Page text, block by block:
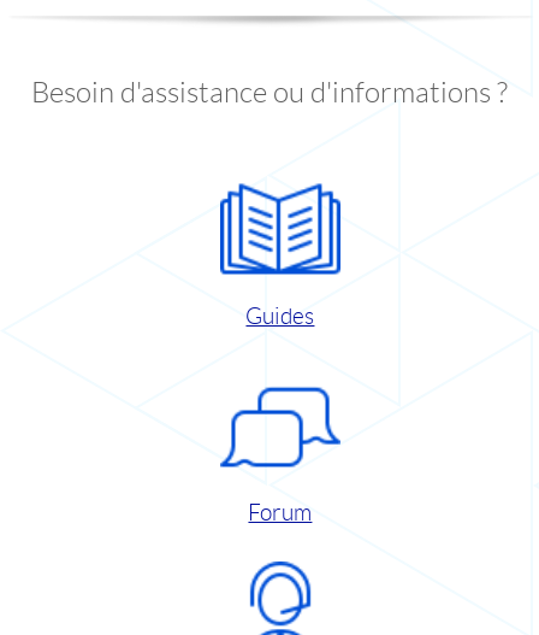
Besoin d'assistance ou d'informations ?
Guides
Forum